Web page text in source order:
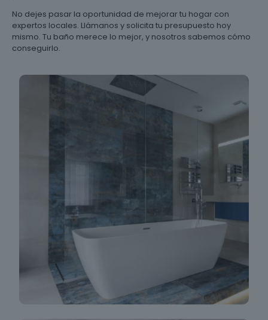
No dejes pasar la oportunidad de mejorar tu hogar con
expertos locales. Llámanos y solicita tu presupuesto hoy
mismo. Tu baño merece lo mejor, y nosotros sabemos cómo
conseguirlo.